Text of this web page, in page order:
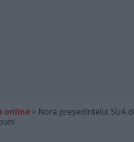
online > Nora președintelui SUA